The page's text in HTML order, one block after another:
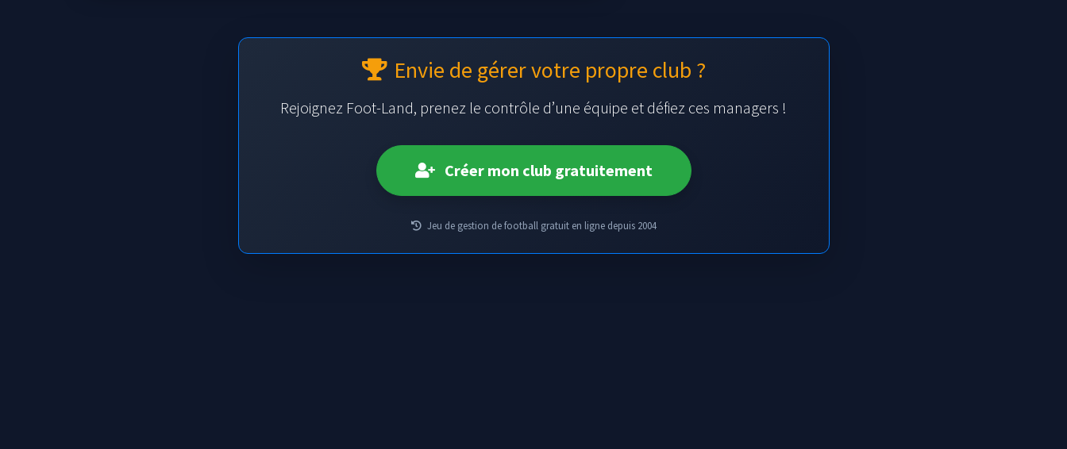
Envie de gérer votre propre club ?
Rejoignez Foot-Land, prenez le contrôle d’une équipe et défiez ces managers !
Créer mon club gratuitement
Jeu de gestion de football gratuit en ligne depuis 2004